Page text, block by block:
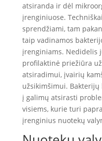
atsiranda ir dėl
įrenginiuose.
sprendžiami, tam
taip vadinamos
įrenginiams. Nedidelis
profilaktinė priežiūra
atsiradimui, įvairių
užsikimšimui.
į galimų atsirasti
visiems, kurie turi
įrenginius nuotekų